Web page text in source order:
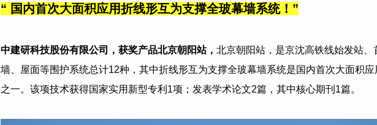
“ 国内首次大面积应用折线形互为支撑全玻幕墙系统！ ”
中建研科技股份有限公司 ，获奖产品北京朝阳站， 北京朝阳站，是京沈高铁线始发站
墙、屋面等围护系统总计12种，其中折线形互为支撑全玻幕墙系统是国内首次大面积
之一。该项技术获得国家实用新型专利1项；发表学术论文2篇，其中核心期刊1篇。